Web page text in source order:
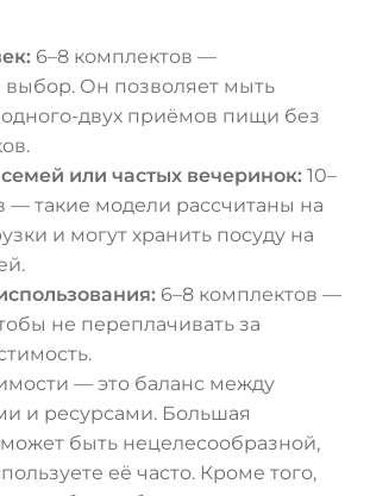
6–8 комплектов —
Он позволяет мыть
одного-двух приёмов пищи без
или частых вечеринок: 10–
— такие модели рассчитаны на
и могут хранить посуду на
6–8 комплектов —
не переплачивать за
— это баланс между
и ресурсами. Большая
быть нецелесообразной,
её часто. Кроме того,